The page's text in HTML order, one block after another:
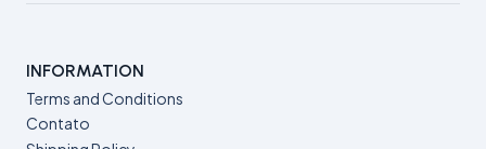
INFORMATION
Terms and Conditions
Contato